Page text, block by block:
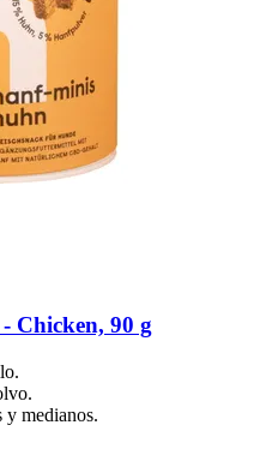
Chicken, 90 g
y medianos.